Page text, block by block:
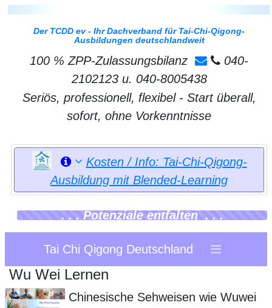
Der TCDD ev - Ihr Dachverband für Tai-Chi-Qigong-
Ausbildungen deutschlandweit
100 % ZPP-Zulassungsbilanz
040-
2102123 u. 040-8005438
Seriös, professionell, flexibel - Start überall,
sofort, ohne Vorkenntnisse
Kosten / Info: Tai-Chi-Qigong-
Ausbildung mit Blended-Learning
. . . Potenziale entfalten . . .
Tai Chi Qigong Deutschland
Wu Wei Lernen
Chinesische Sehweisen wie Wuwei